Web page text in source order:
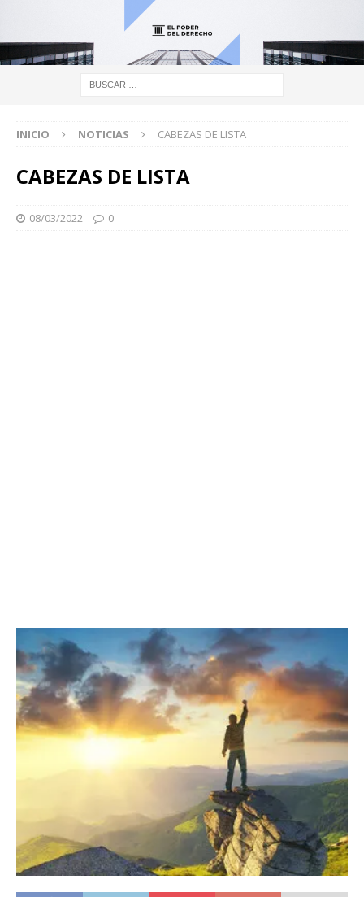
INICIO NOTICIAS CABEZAS DE LISTA
CABEZAS DE LISTA
08/03/2022 0